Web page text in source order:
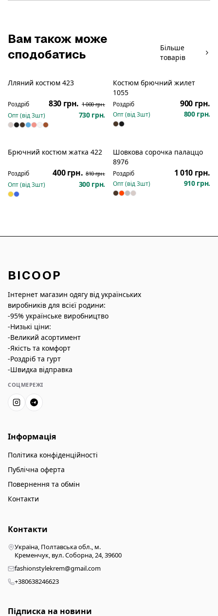
Вам також може
сподобатись
Більше
товарів
Лляний костюм 423
Роздріб 830 грн. 1 000 грн.
Опт (від3шт) 730 грн.
Новинка
Костюм брючний жилет
1055
Роздріб 900 грн.
Опт (від3шт) 800 грн.
Брючний костюм жатка 422
Роздріб 400 грн. 810 грн.
Опт (від3шт) 300 грн.
Новинка
Шовкова сорочка палаццо
8976
Роздріб 1 010 грн.
Опт (від3шт) 910 грн.
BICOOP
Інтернет магазин одягу від українських
виробників для всієї родини:
-95% українське виробництво
-Низькі ціни:
-Великий асортимент
-Якість та комфорт
-Роздріб та гурт
-Швидка відправка
СОЦМЕРЕЖІ
Інформація
Політика конфіденційності
Публічна оферта
Повернення та обмін
Контакти
Контакти
Україна, Полтавська обл., м.
Кременчук, вул. Соборна, 24, 39600
fashionstylekrem@gmail.com
+380638246623
Підписка на новини